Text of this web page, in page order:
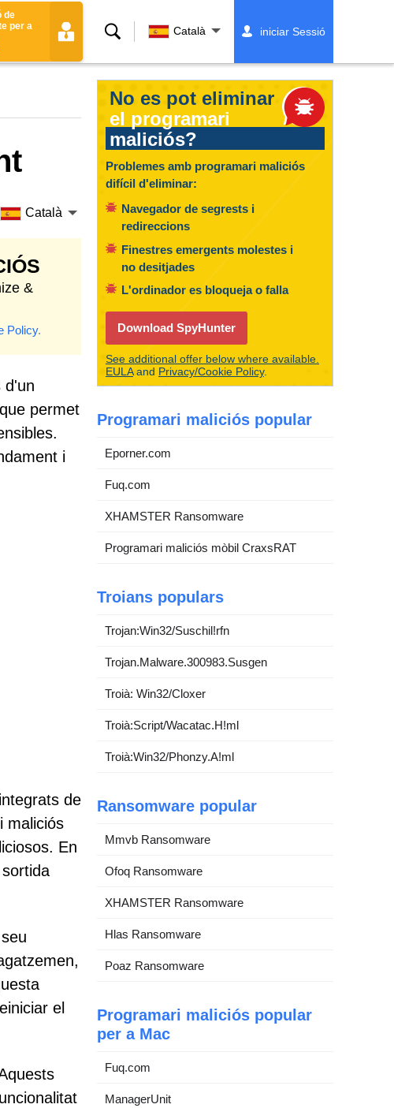
de
per a
Cerca Català iniciar Sessió
Català
&
Policy.
d'un
permet
i
de
maliciós
En
el
No es pot eliminar
el programari
maliciós?
Problemes amb programari maliciós
difícil d'eliminar:
Navegador de segrests i
redireccions
Finestres emergents molestes i
no desitjades
L'ordinador es bloqueja o falla
Download SpyHunter
See additional offer below where available.
EULAand Privacy/Cookie Policy.
Programari maliciós popular
Eporner.com
Fuq.com
XHAMSTER Ransomware
Programari maliciós mòbil CraxsRAT
Troians populars
Trojan:Win32/Suschil!rfn
Trojan.Malware.300983.Susgen
Troià: Win32/Cloxer
Troià:Script/Wacatac.H!ml
Troià:Win32/Phonzy.A!ml
Ransomware popular
Mmvb Ransomware
Ofoq Ransomware
XHAMSTER Ransomware
Hlas Ransomware
Poaz Ransomware
Programari maliciós popular
per a Mac
Fuq.com
ManagerUnit